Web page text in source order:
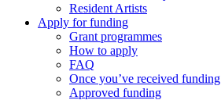
Resident Artists
Apply for funding
Grant programmes
How to apply
FAQ
Once you’ve received funding
Approved funding